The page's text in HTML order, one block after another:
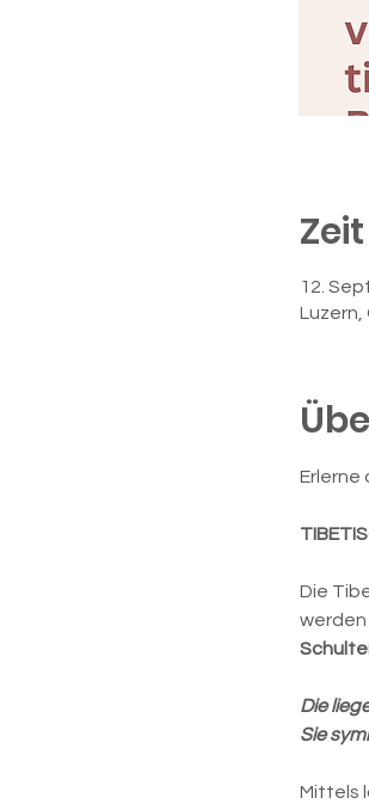
12.
Luzern,
Erlerne
Die
werden
Die
Sie
Mittels